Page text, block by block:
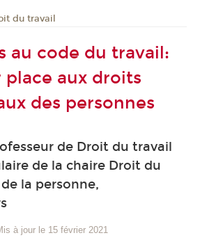
du travail
au code du travail:
aux droits
des personnes
de Droit du travail
de la chaire Droit du
la personne,
à jour le 15 février 2021